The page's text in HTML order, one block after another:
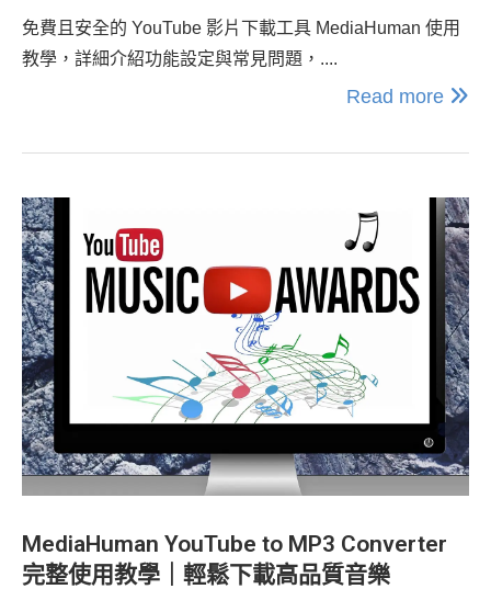
免費且安全的 YouTube 影片下載工具 MediaHuman 使用
教學，詳細介紹功能設定與常見問題，....
Read more
MediaHuman YouTube to MP3 Converter
完整使用教學｜輕鬆下載高品質音樂